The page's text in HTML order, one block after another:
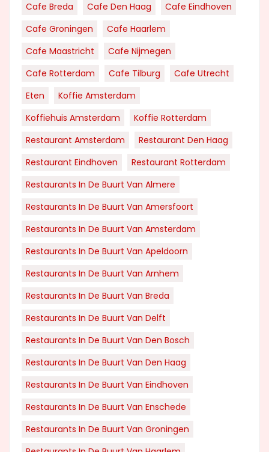
Cafe Breda
Cafe Den Haag
Cafe Eindhoven
Cafe Groningen
Cafe Haarlem
Cafe Maastricht
Cafe Nijmegen
Cafe Rotterdam
Cafe Tilburg
Cafe Utrecht
Eten
Koffie Amsterdam
Koffiehuis Amsterdam
Koffie Rotterdam
Restaurant Amsterdam
Restaurant Den Haag
Restaurant Eindhoven
Restaurant Rotterdam
Restaurants In De Buurt Van Almere
Restaurants In De Buurt Van Amersfoort
Restaurants In De Buurt Van Amsterdam
Restaurants In De Buurt Van Apeldoorn
Restaurants In De Buurt Van Arnhem
Restaurants In De Buurt Van Breda
Restaurants In De Buurt Van Delft
Restaurants In De Buurt Van Den Bosch
Restaurants In De Buurt Van Den Haag
Restaurants In De Buurt Van Eindhoven
Restaurants In De Buurt Van Enschede
Restaurants In De Buurt Van Groningen